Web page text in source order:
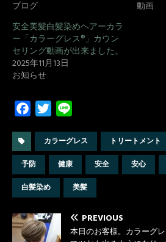
ブログ
動画
安全美髪白髪染めヘアーカラ
ー「カラーグレス®」カウン
セリング動画が出来ました。
2025年11月13日
お知らせ
e
b
o
k
i
t
t
n
e
カラーグレス トリートメント
予防
健康 安全 安心
白髪染め
美髪
PREVIOUS
本日のお客様。カラーグ